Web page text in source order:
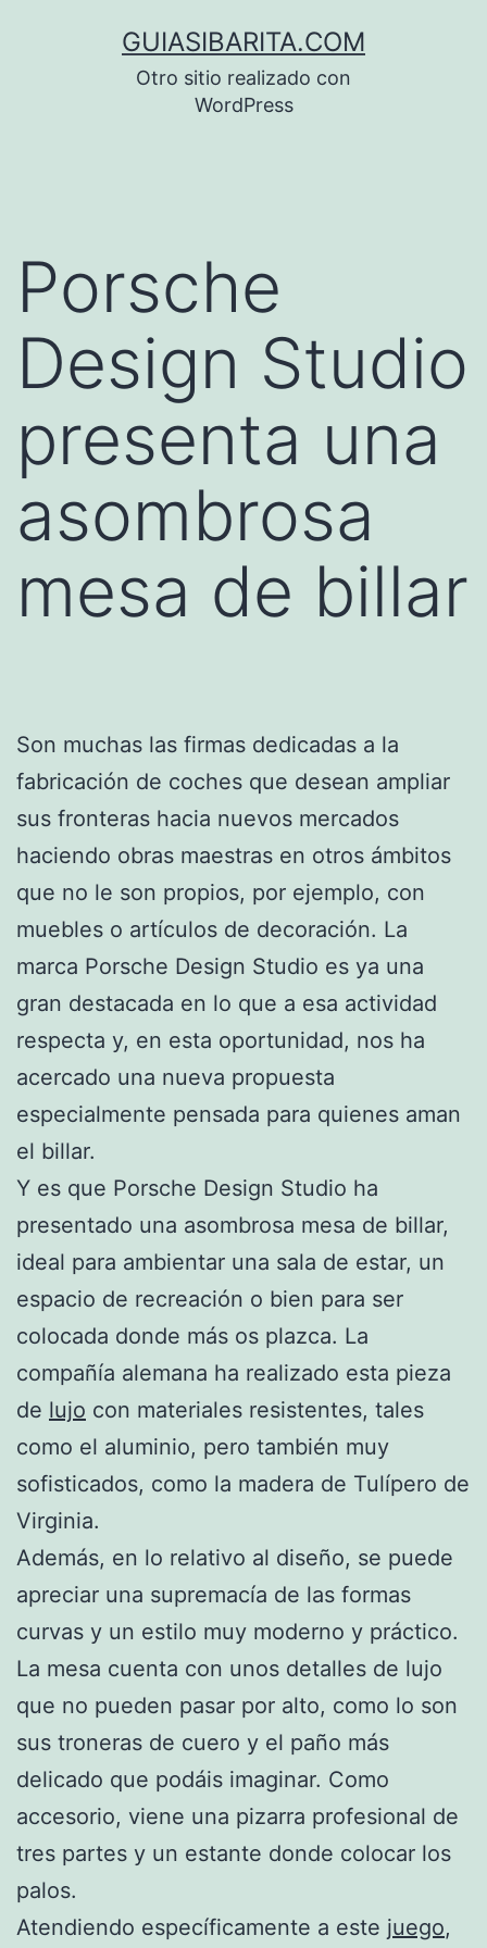
GUIASIBARITA.COM
Otro sitio realizado con
WordPress
Porsche
Design Studio
presenta una
asombrosa
mesa de billar
Son muchas las firmas dedicadas a la
fabricación de coches que desean ampliar
sus fronteras hacia nuevos mercados
haciendo obras maestras en otros ámbitos
que no le son propios, por ejemplo, con
muebles o artículos de decoración. La
marca Porsche Design Studio es ya una
gran destacada en lo que a esa actividad
respecta y, en esta oportunidad, nos ha
acercado una nueva propuesta
especialmente pensada para quienes aman
el billar.
Y es que Porsche Design Studio ha
presentado una asombrosa mesa de billar,
ideal para ambientar una sala de estar, un
espacio de recreación o bien para ser
colocada donde más os plazca. La
compañía alemana ha realizado esta pieza
de lujo con materiales resistentes, tales
como el aluminio, pero también muy
sofisticados, como la madera de Tulípero de
Virginia.
Además, en lo relativo al diseño, se puede
apreciar una supremacía de las formas
curvas y un estilo muy moderno y práctico.
La mesa cuenta con unos detalles de lujo
que no pueden pasar por alto, como lo son
sus troneras de cuero y el paño más
delicado que podáis imaginar. Como
accesorio, viene una pizarra profesional de
tres partes y un estante donde colocar los
palos.
Atendiendo específicamente a este juego,